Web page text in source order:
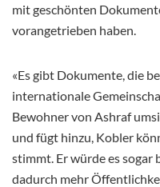
mit geschönten
vorangetrieben haben.
«Es gibt Dokumente, die
internationale
Bewohner von Ashraf
und fügt hinzu, Kobler
stimmt. Er würde es sogar
dadurch mehr